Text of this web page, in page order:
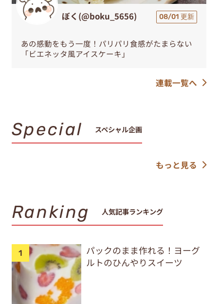
ぼく(@boku_5656) 08/01 更新
あの感動をもう一度！パリパリ食感がたまらない
「ビエネッタ風アイスケーキ」
連載一覧へ
Special スペシャル企画
もっと見る
Ranking 人気記事ランキング
パックのまま作れる！ヨーグ
ルトのひんやりスイーツ